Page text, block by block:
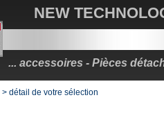
NEW
... accessoires - Pièces
> détail de votre sélection